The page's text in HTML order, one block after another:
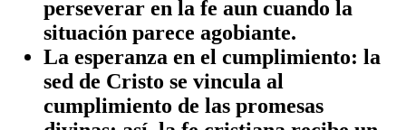
perseverar en la fe aun cuando la
situación parece agobiante.
La esperanza en el cumplimiento: la
sed de Cristo se vincula al
cumplimiento de las promesas